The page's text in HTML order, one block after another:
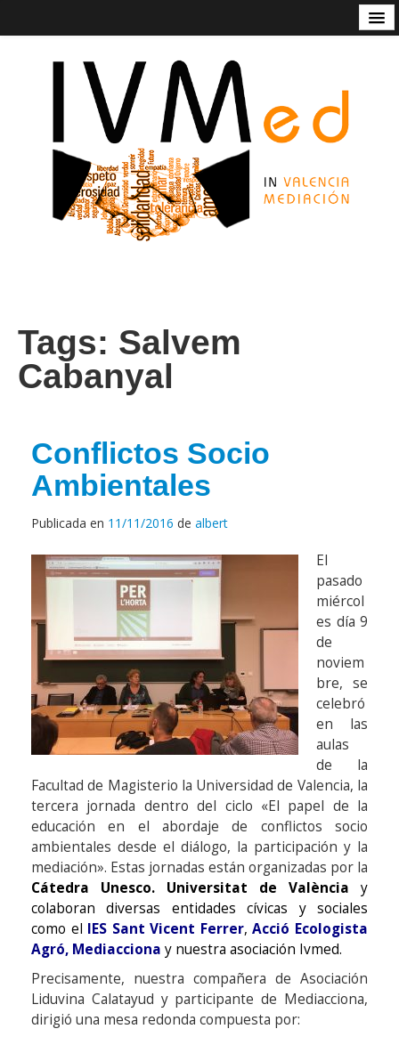
In Valencia Mediación
Listado de mediadoras/res
Nuestros servicios
Socios de honor de Ivmed
Tags: Salvem
Cabanyal
Conflictos Socio
Ambientales
Publicada en 11/11/2016 de albert
El
pasado
miércol
es día 9
de
noviem
bre, se
celebró
en las
aulas
de la
Facultad de Magisterio la Universidad de Valencia, la
tercera jornada dentro del ciclo «El papel de la
educación en el abordaje de conflictos socio
ambientales desde el diálogo, la participación y la
mediación». Estas jornadas están organizadas por la
Cátedra Unesco. Universitat de València y
colaboran diversas entidades cívicas y sociales
como el IES Sant Vicent Ferrer,Acció Ecologista
Agró, Mediacciona y nuestra asociación Ivmed.
Precisamente, nuestra compañera de Asociación
Liduvina Calatayud y participante de Mediacciona,
dirigió una mesa redonda compuesta por: